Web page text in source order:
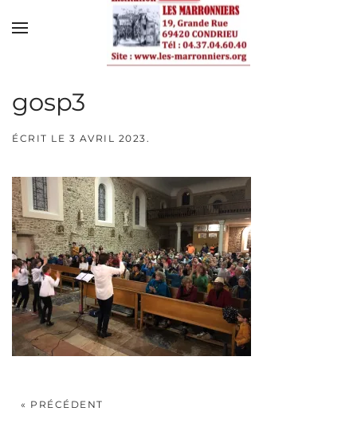
Skip to main content
gosp3
ÉCRIT LE 3 AVRIL 2023.
« PRÉCÉDENT